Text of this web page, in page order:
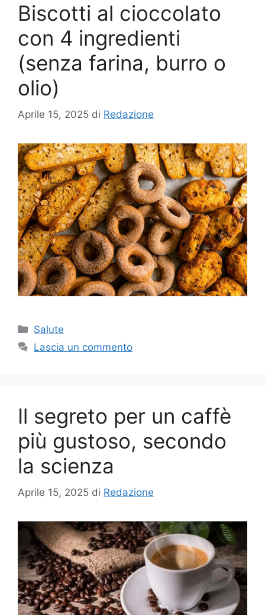
Biscotti al cioccolato
con 4 ingredienti
(senza farina, burro o
olio)
Aprile 15, 2025 di Redazione
Categorie
Salute
Lascia un commento
Il segreto per un caffè
più gustoso, secondo
la scienza
Aprile 15, 2025 di Redazione